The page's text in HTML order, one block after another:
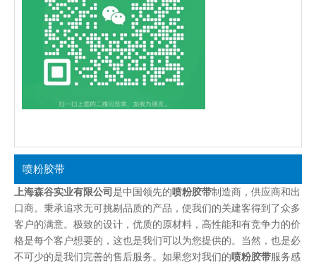
喷粉胶带
上海森谷实业有限公司 是中国领先的喷粉胶带制造商，供应商和出
口商。秉承追求无可挑剔品质的产品，使我们的关建客得到了众多
客户的满意。极致的设计，优质的原材料，高性能和有竞争力的价
格是每个客户想要的，这也是我们可以为您提供的。当然，也是必
不可少的是我们完善的售后服务。如果您对我们的喷粉胶带服务感